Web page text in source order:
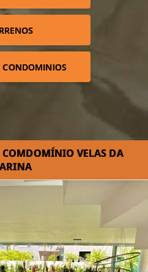
CONDOMINIOS
COMDOMÍNIO VELAS DA